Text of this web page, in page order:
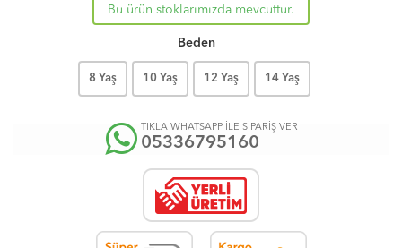
Bu ürün stoklarımızda mevcuttur.
Beden
8 Yaş 10 Yaş 12 Yaş 14 Yaş
TIKLA WHATSAPP İLE SİPARİŞ VER
05336795160